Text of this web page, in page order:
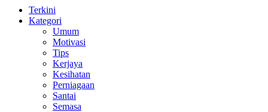
Terkini
Kategori
Umum
Motivasi
Tips
Kerjaya
Kesihatan
Perniagaan
Santai
Semasa